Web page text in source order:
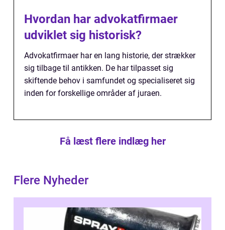
Hvordan har advokatfirmaer
udviklet sig historisk?
Advokatfirmaer har en lang historie, der strækker
sig tilbage til antikken. De har tilpasset sig
skiftende behov i samfundet og specialiseret sig
inden for forskellige områder af juraen.
Få læst flere indlæg her
Flere Nyheder